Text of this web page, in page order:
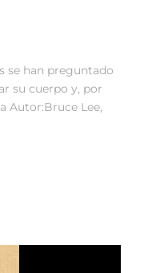
se han preguntado
su cuerpo y, por
Autor:Bruce Lee,